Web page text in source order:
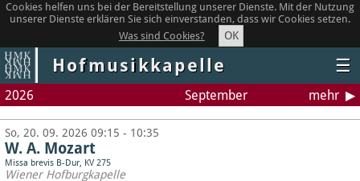
Cookies helfen uns bei der Bereitstellung unserer Dienste. Mit der Nutzung
unserer Dienste erklären Sie sich einverstanden, dass wir Cookies setzen.
Was sind Cookies?
OK
Hofmusikkapelle ☰
2026 September mehr
So, 20. 09. 2026 09:15 - 10:35
W. A. Mozart
Missa brevis B-Dur, KV 275
Wiener Hofburgkapelle